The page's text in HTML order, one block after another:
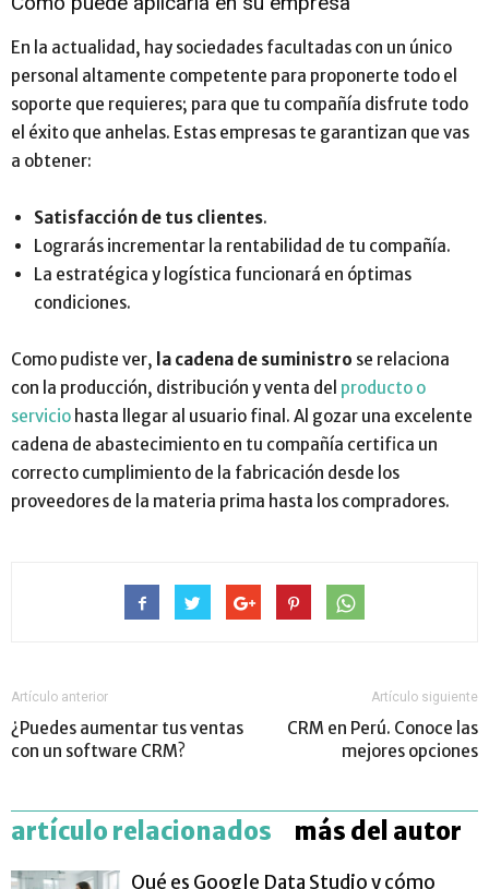
En la actualidad, hay sociedades facultadas con un único
personal altamente competente para proponerte todo el
soporte que requieres; para que tu compañía disfrute todo
el éxito que anhelas. Estas empresas te garantizan que vas
a obtener:
Satisfacción de tus clientes.
Lograrás incrementar la rentabilidad de tu compañía.
La estratégica y logística funcionará en óptimas
condiciones.
Como pudiste ver, la cadena de suministro se relaciona
con la producción, distribución y venta del producto o
servicio hasta llegar al usuario final. Al gozar una excelente
cadena de abastecimiento en tu compañía certifica un
correcto cumplimiento de la fabricación desde los
proveedores de la materia prima hasta los compradores.
Artículo anterior
¿Puedes aumentar tus ventas
con un software CRM?
Artículo siguiente
CRM en Perú. Conoce las
mejores opciones
artículo relacionados más del autor
Qué es Google Data Studio y cómo